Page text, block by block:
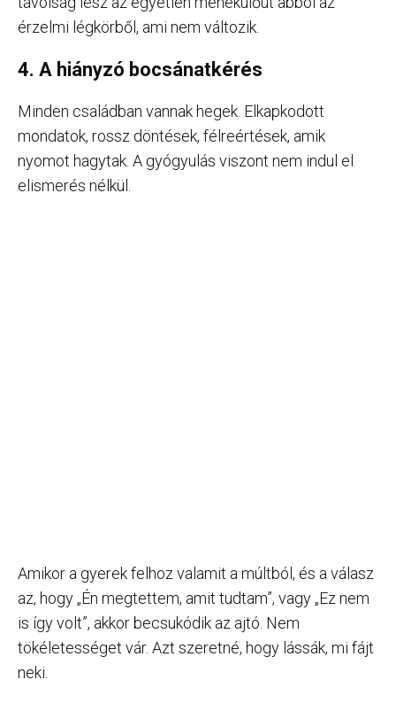
érzelmi légkörből, ami nem változik.
4. A hiányzó bocsánatkérés
Minden családban vannak hegek. Elkapkodott
mondatok, rossz döntések, félreértések, amik
nyomot hagytak. A gyógyulás viszont nem indul el
elismerés nélkül.
Amikor a gyerek felhoz valamit a múltból, és a válasz
az, hogy „Én megtettem, amit tudtam”, vagy „Ez nem
is így volt”, akkor becsukódik az ajtó. Nem
tökéletességet vár. Azt szeretné, hogy lássák, mi fájt
neki.